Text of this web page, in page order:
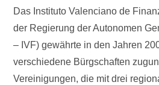
Das Instituto Valenciano de
der Regierung der Autonomen
– IVF) gewährte in den Jahren
verschiedene Bürgschaften
Vereinigungen, die mit drei